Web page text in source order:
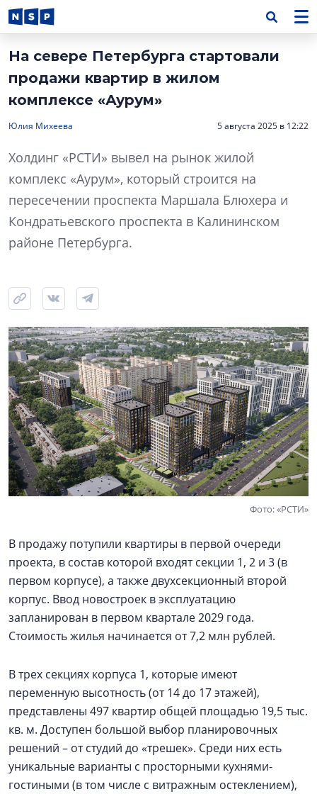
На севере Петербурга стартовали
продажи квартир в жилом
комплексе «Аурум»
Юлия Михеева 5 августа 2025 в 12:22
Холдинг «РСТИ» вывел на рынок жилой
комплекс «Аурум», который строится на
пересечении проспекта Маршала Блюхера и
Кондратьевского проспекта в Калининском
районе Петербурга.
Фото: «РСТИ»
В продажу потупили квартиры в первой очереди
проекта, в состав которой входят секции 1, 2 и 3 (в
первом корпусе), а также двухсекционный второй
корпус. Ввод новостроек в эксплуатацию
запланирован в первом квартале 2029 года.
Стоимость жилья начинается от 7,2 млн рублей.
В трех секциях корпуса 1, которые имеют
переменную высотность (от 14 до 17 этажей),
представлены 497 квартир общей площадью 19,5 тыс.
кв. м. Доступен большой выбор планировочных
решений – от студий до «трешек». Среди них есть
уникальные варианты с просторными кухнями-
гостиными (в том числе с витражным остеклением),